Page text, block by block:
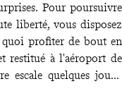
Pour poursuivre
liberté, vous disposez
profiter de bout en
restitué à l'aéroport de
escale quelques jours.